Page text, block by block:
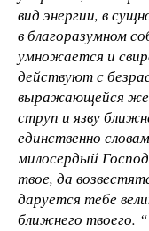
вид энергии, в
в благоразумном
умножается и
действуют с
выражающейся
струп и язву
единственно
милосердый
твое, да
даруется тебе
ближнего твоего. “